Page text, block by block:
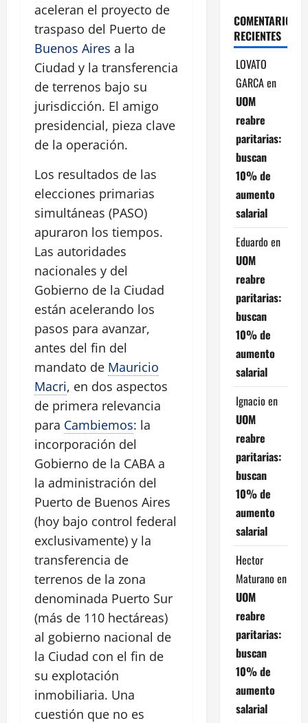
aceleran el proyecto de
traspaso del Puerto de
Buenos Aires a la
Ciudad y la transferencia
de terrenos bajo su
jurisdicción. El amigo
presidencial, pieza clave
de la operación.
Los resultados de las
elecciones primarias
simultáneas (PASO)
apuraron los tiempos.
Las autoridades
nacionales y del
Gobierno de la Ciudad
están acelerando los
pasos para avanzar,
antes del fin del
mandato de Mauricio
Macri, en dos aspectos
de primera relevancia
para Cambiemos: la
incorporación del
Gobierno de la CABA a
la administración del
Puerto de Buenos Aires
(hoy bajo control federal
exclusivamente) y la
transferencia de
terrenos de la zona
denominada Puerto Sur
(más de 110 hectáreas)
al gobierno nacional de
la Ciudad con el fin de
su explotación
inmobiliaria. Una
cuestión que no es
COMENTARIOS
RECIENTES
LOVATO
GARCAen
UOM
reabre
paritarias:
buscan
10% de
aumento
salarial
Eduardo en
UOM
reabre
paritarias:
buscan
10% de
aumento
salarial
Ignacio en
UOM
reabre
paritarias:
buscan
10% de
aumento
salarial
Hector
Maturano en
UOM
reabre
paritarias:
buscan
10% de
aumento
salarial